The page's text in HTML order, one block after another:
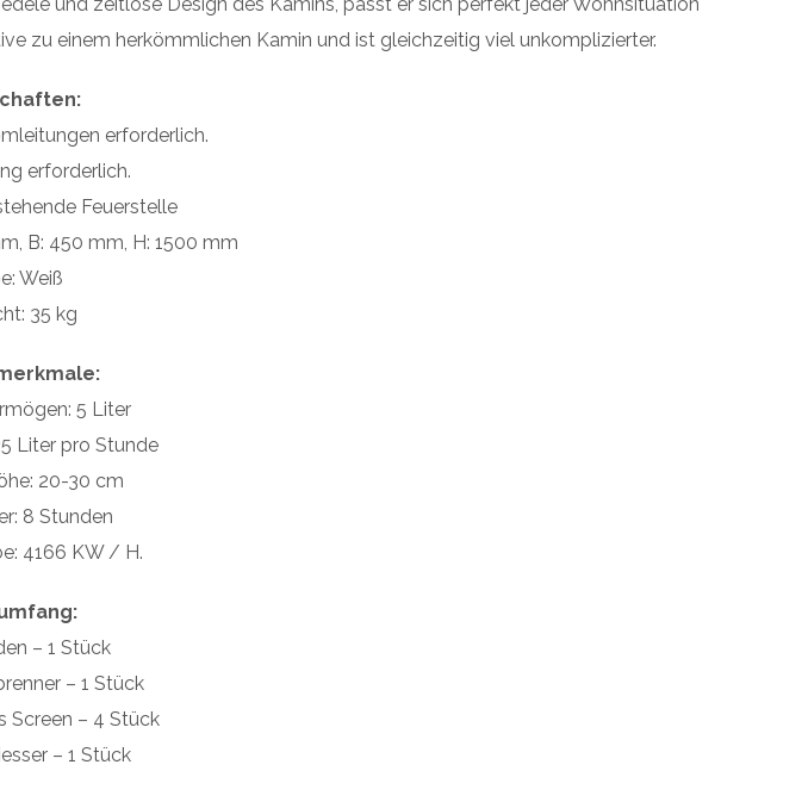
und zeitlose Design des Kamins, passt er sich perfekt jeder Wohnsituation
zu einem herkömmlichen Kamin und ist gleichzeitig viel unkomplizierter.
erforderlich.
erforderlich.
Feuerstelle
B: 450 mm, H: 1500 mm
Weiß
35 kg
5 Liter
Liter pro Stunde
20-30 cm
8 Stunden
4166 KW / H.
– 1 Stück
– 1 Stück
Screen – 4 Stück
– 1 Stück